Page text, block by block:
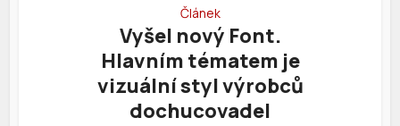
Článek
Vyšel nový Font.
Hlavním tématem je
vizuální styl výrobců
dochucovadel